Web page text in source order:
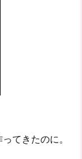
てきたのに。